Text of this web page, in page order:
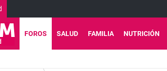
FOROS SALUD FAMILIA NUTRICIÓN